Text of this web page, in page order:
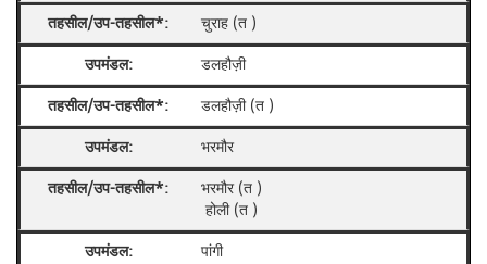
चुराह (त )
डलहौज़ी
डलहौज़ी (त )
भरमौर
भरमौर (त )
होली (त )
पांगी